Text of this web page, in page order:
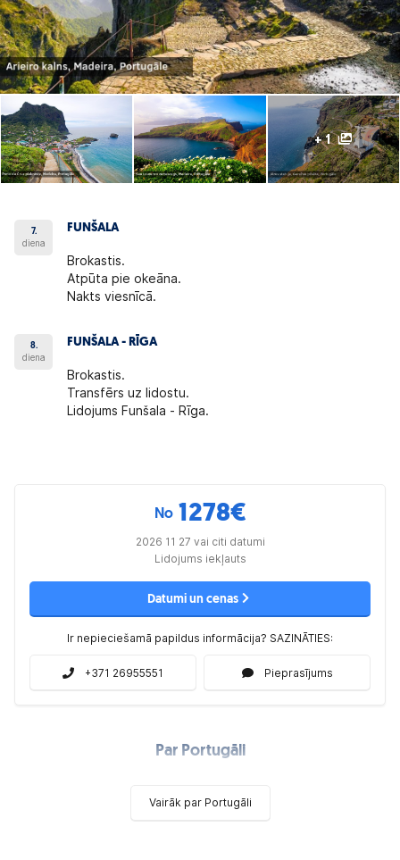
+ 1
7.
diena
FUNŠALA
Brokastis.
Atpūta pie okeāna.
Nakts viesnīcā.
8.
diena
FUNŠALA - RĪGA
Brokastis.
Transfērs uz lidostu.
Lidojums Funšala - Rīga.
No 1278€
2026 11 27 vai citi datumi
Lidojums iekļauts
Datumi un cenas
Ir nepieciešamā papildus informācija? SAZINĀTIES:
+371 26955551 Pieprasījums
Par Portugāli
Vairāk par Portugāli